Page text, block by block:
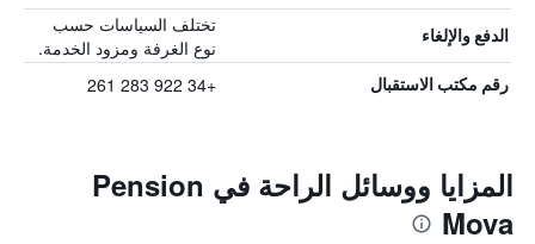
الدفع والإلغاء
تختلف السياسات حسب
نوع الغرفة ومزود الخدمة.
رقم مكتب الاستقبال +34 922 283 261
المزايا ووسائل الراحة في Pension
Mova